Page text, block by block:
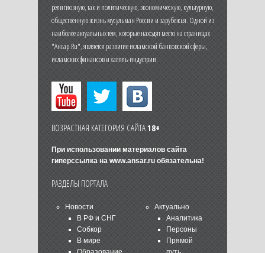
религиозную, так и политическую, экономическую, культурную,
общественную жизнь мусульман России и зарубежья. Одной из
наиболее актуальных тем, которые находят место на страницах
"Ансар.Ru", является развитие исламской банковской сферы,
исламских финансов и халяль-индустрии.
ВОЗРАСТНАЯ КАТЕГОРИЯ САЙТА18+
При использовании материалов сайта
гиперссылка на www.ansar.ruобязательна!
РАЗДЕЛЫ ПОРТАЛА
Новости
В РФ и СНГ
Собкор
В мире
Актуально
Аналитика
Персоны
Прямой